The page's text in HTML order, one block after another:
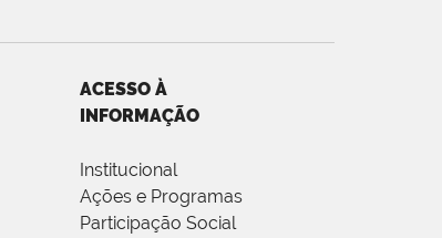
ACESSO À
INFORMAÇÃO
Institucional
Ações e Programas
Participação Social